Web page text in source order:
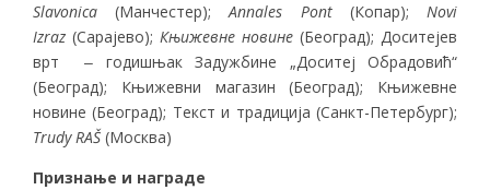
Slavonica (Манчестер);Annales Pont(Копар);Novi
Izraz (Сарајево); Књижевне новине (Београд); Доситејев
врт ‒ годишњак Задужбине „Доситеј Обрадовић“
(Београд); Књижевни магазин (Београд); Књижевне
новине (Београд); Текст и традиција (Санкт-Петербург);
Trudy RAŠ (Москва)
Признање и награде